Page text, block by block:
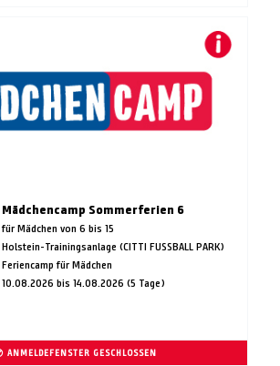
Mädchencamp Sommerferien 6
für Mädchen von 6 bis 15
Holstein-Trainingsanlage (CITTI FUSSBALL PARK)
Feriencamp für Mädchen
10.08.2026 bis 14.08.2026 (5 Tage)
ANMELDEFENSTER GESCHLOSSEN